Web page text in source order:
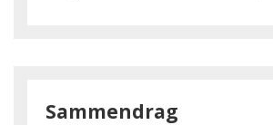
Sammendrag